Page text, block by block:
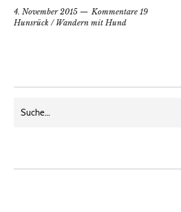
4. November 2015
Kommentare 19
Hunsrück / Wandern mit Hund